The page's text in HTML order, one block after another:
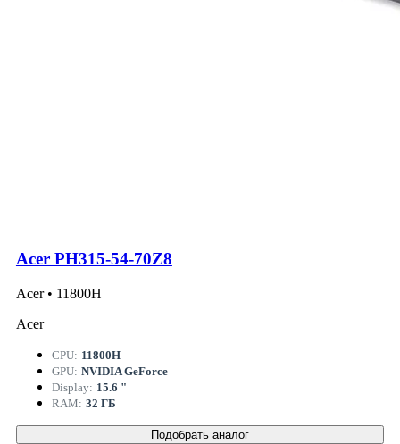
Acer PH315-54-70Z8
Acer • 11800H
Acer
CPU: 11800H
GPU: NVIDIA GeForce
Display: 15.6 "
RAM: 32 ГБ
Подобрать аналог